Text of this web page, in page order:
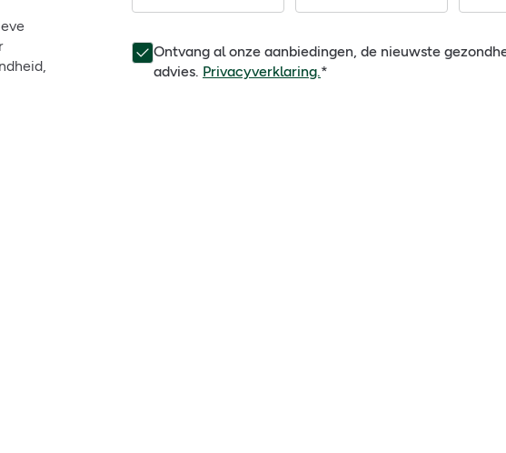
Ontvang al onze aanbiedingen, de nieuwste
advies. Privacyverklaring.*